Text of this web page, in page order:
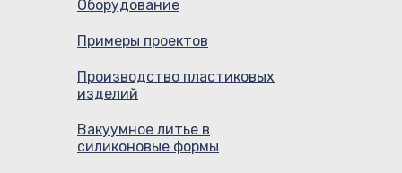
Оборудование
Примеры проектов
Производство пластиковых
изделий
Вакуумное литье в
силиконовые формы